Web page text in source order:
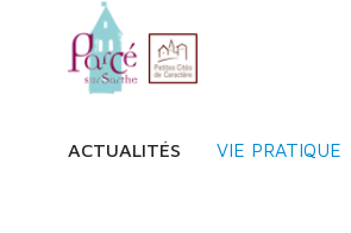
ACTUALITÉS VIE PRATIQUE